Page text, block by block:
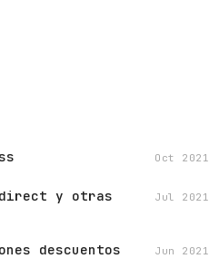
Oct 2021
y otras
Jul 2021
descuentos Jun 2021